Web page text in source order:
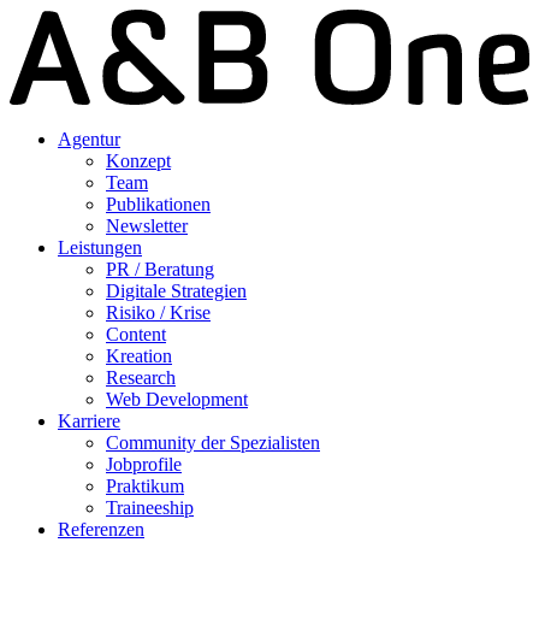
Agentur
Konzept
Team
Publikationen
Newsletter
Leistungen
PR / Beratung
Digitale Strategien
Risiko / Krise
Content
Kreation
Research
Web Development
Karriere
Community der Spezialisten
Jobprofile
Praktikum
Traineeship
Referenzen